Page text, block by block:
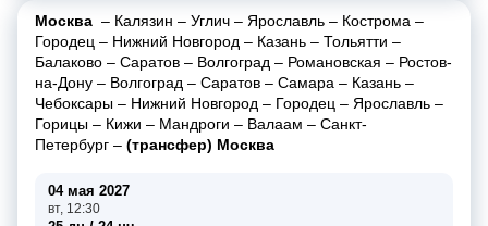
Москва – Калязин – Углич – Ярославль – Кострома –
Городец – Нижний Новгород – Казань – Тольятти –
Балаково – Саратов – Волгоград – Романовская – Ростов-
на-Дону – Волгоград – Саратов – Самара – Казань –
Чебоксары – Нижний Новгород – Городец – Ярославль –
Горицы – Кижи – Мандроги – Валаам – Санкт-
Петербург – (трансфер) Москва
04 мая 2027
вт, 12:30